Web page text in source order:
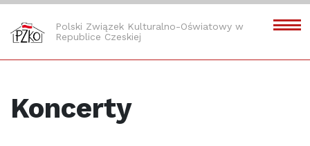
Polski Związek Kulturalno-Oświatowy w
Republice Czeskiej
Koncerty